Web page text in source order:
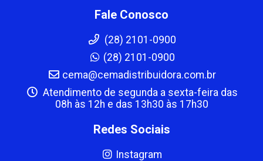
Fale Conosco
(28) 2101-0900
(28) 2101-0900
cema@cemadistribuidora.com.br
Atendimento de segunda a sexta-feira das
08h às 12h e das 13h30 às 17h30
Redes Sociais
Instagram